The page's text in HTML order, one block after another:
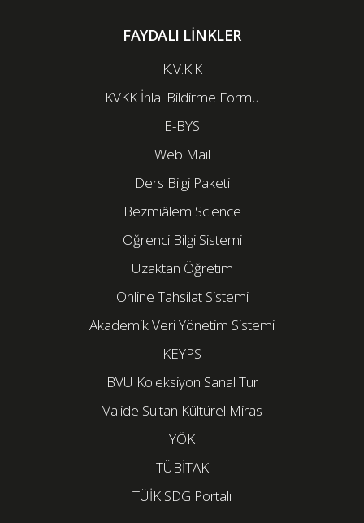
FAYDALI LİNKLER
K.V.K.K
KVKK İhlal Bildirme Formu
E-BYS
Web Mail
Ders Bilgi Paketi
Bezmiâlem Science
Öğrenci Bilgi Sistemi
Uzaktan Öğretim
Online Tahsilat Sistemi
Akademik Veri Yönetim Sistemi
KEYPS
BVU Koleksiyon Sanal Tur
Valide Sultan Kültürel Miras
YÖK
TÜBİTAK
TÜİK SDG Portalı